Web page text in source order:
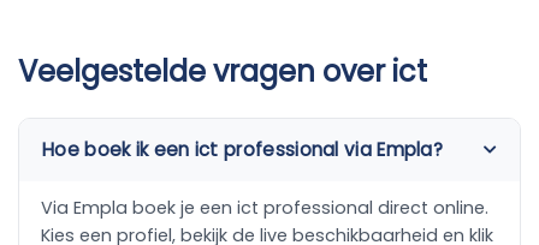
Veelgestelde vragen over ict
Hoe boek ik een ict professional via Empla?
Via Empla boek je een ict professional direct online.
Kies een profiel, bekijk de live beschikbaarheid en klik